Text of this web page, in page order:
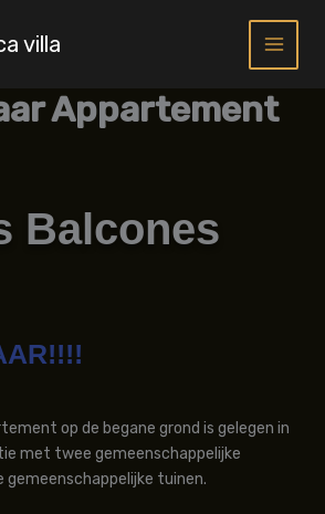
villa
Appartement
Balcones
op de begane grond is gelegen in
met twee gemeenschappelijke
gemeenschappelijke tuinen.